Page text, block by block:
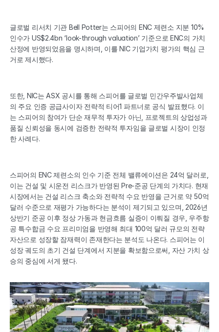
글로벌 리서치 기관 Bell Potter는 스피어의 ENC 제련소 지분 10%
인수가 US$2.4bn ‘look-through valuation’ 기준으로 ENC의 가치
산정에 반영되었음을 명시하며, 이를 NIC 기업가치 평가의 핵심 근
거로 제시했다.
또한, NIC는 ASX 공시를 통해 스피어를 글로벌 민간우주발사업체
의 주요 인증 공급사이자 전략적 티어1 파트너로 공식 발표했다. 이
는 스피어의 참여가 단순 재무적 투자가 아닌, 프로젝트의 상업성과
품질 신뢰성을 동시에 검증한 전략적 투자임을 글로벌 시장이 인정
한 사례다.
스피어의 ENC 제련소의 인수 기준 전체 밸류에이션은 24억 달러로,
이는 건설 및 시운전 리스크가 반영된 Pre-준공 단계의 가치다. 현재
시장에서는 건설 리스크 축소와 전략적 수요 반영을 근거로 약 50억
달러 수준으로 재평가 가능하다는 분석이 제기되고 있으며, 2026년
상반기 준공 이후 정상 가동과 현금흐름 실증이 이뤄질 경우, 우주항
공 특수합금 수요 프리미엄을 반영해 최대 100억 달러 규모의 전략
자산으로 성장할 잠재력이 존재한다는 분석도 나온다. 스피어는 이
성장 궤도의 초기 건설 단계에서 지분을 확보함으로써, 자산 가치 상
승의 중심에 서게 됐다.